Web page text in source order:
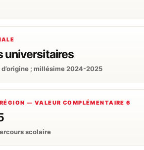
universitaires
d’origine ; millésime 2024-2025
— VALEUR COMPLÉMENTAIRE 6
scolaire